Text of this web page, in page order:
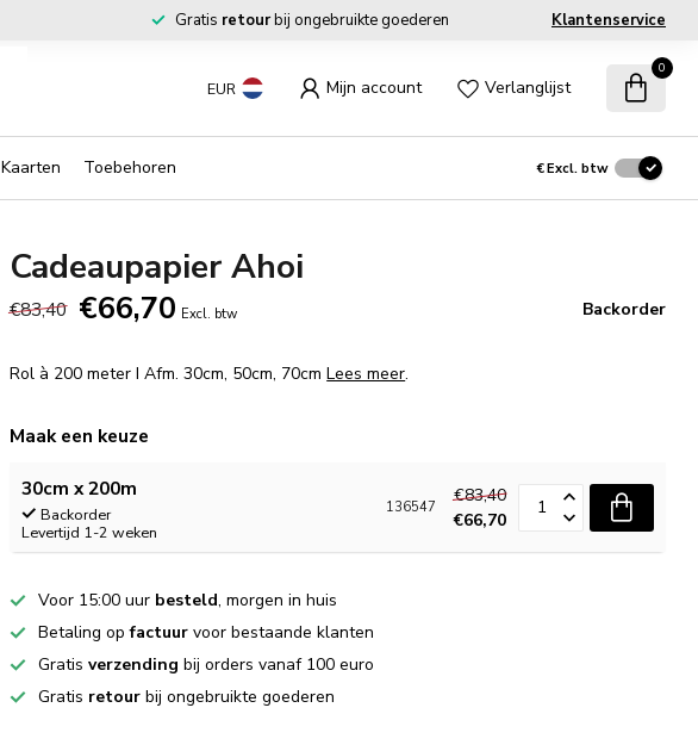
Gratis retourbij ongebruikte goederen Klantenservice
EUR Mijn account Verlanglijst
0
Kaarten Toebehoren €Excl. btw
Cadeaupapier Ahoi
€83,40 €66,70 Excl. btw Backorder
Rol à 200 meter I Afm. 30cm, 50cm, 70cmLees meer.
Maak een keuze
30cm x 200m
Backorder
Levertijd 1-2 weken
136547
€83,40
€66,70
Voor 15:00 uur besteld, morgen in huis
Betaling opfactuur voor bestaande klanten
Gratisverzending bij orders vanaf 100 euro
Gratis retour bij ongebruikte goederen